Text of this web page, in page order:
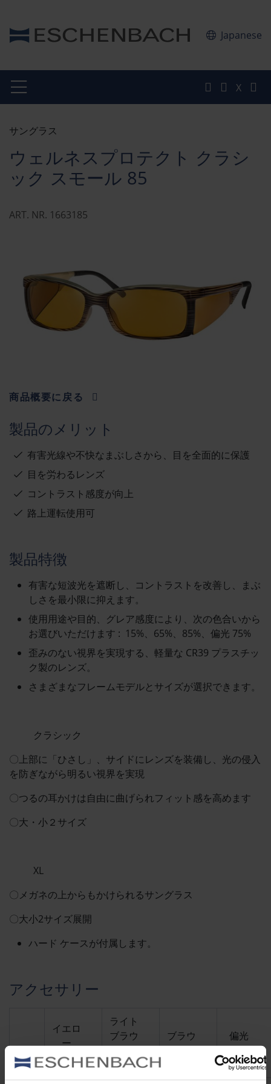
Japanese
X
サングラス
ウェルネスプロテクト クラシ
ック スモール 85
ART. NR. 1663185
商品概要に戻る
製品のメリット
有害光線や不快なまぶしさから、目を全面的に保護
目を労わるレンズ
コントラスト感度が向上
路上運転使用可
製品特徴
有害な短波光を遮断し、コントラストを改善し、まぶ
しさを最小限に抑えます。
使用用途や目的、グレア感度により、次の色合いから
お選びいただけます : 15%、65%、85%、偏光 75%
歪みのない視界を実現する、軽量な CR39 プラスチッ
ク製のレンズ。
さまざまなフレームモデルとサイズが選択できます。
クラシック
〇上部に「ひさし」、サイドにレンズを装備し、光の侵入
を防ぎながら明るい視界を実現
〇つるの耳かけは自由に曲げられフィット感を高めます
〇大・小２サイズ
XL
〇メガネの上からもかけられるサングラス
〇大小2サイズ展開
ハード ケースが付属します。
アクセサリー
イエロ
ー
(15)
ライト
ブラウ
ン
(65)
ブラウ
ン
偏光
（75）